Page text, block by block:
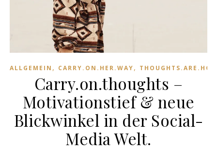
ALLGEMEIN , CARRY.ON.HER.WAY,
Carry.on.thoughts –
Motivationstief & neue
Blickwinkel in der Social-
Media Welt.